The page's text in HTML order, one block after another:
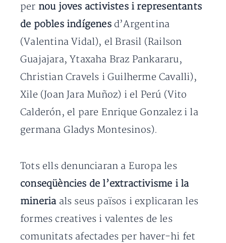
per nou joves activistes i representants
de pobles indígenes d’Argentina
(Valentina Vidal), el Brasil (Railson
Guajajara, Ytaxaha Braz Pankararu,
Christian Cravels i Guilherme Cavalli),
Xile (Joan Jara Muñoz) i el Perú (Vito
Calderón, el pare Enrique Gonzalez i la
germana Gladys Montesinos).
Tots ells denunciaran a Europa les
conseqüències de l’extractivisme i la
mineriaals seus països i explicaran les
formes creatives i valentes de les
comunitats afectades per haver-hi fet